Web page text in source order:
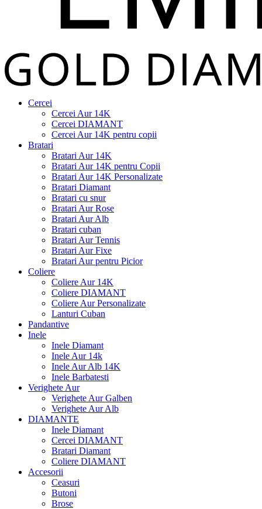
Cercei
Cercei Aur 14K
Cercei DIAMANT
Cercei Aur 14K pentru copii
Bratari
Bratari Aur 14K
Bratari Aur 14K pentru Copii
Bratari Aur 14K Personalizate
Bratari Diamant
Bratari cu snur
Bratari Aur Rose
Bratari Aur Alb
Bratari cuban
Bratari Aur Tennis
Bratari Aur Fixe
Bratari Aur pentru Picior
Coliere
Coliere Aur 14K
Coliere DIAMANT
Coliere Aur Personalizate
Lanturi Cuban
Pandantive
Inele
Inele Diamant
Inele Aur 14k
Inele Aur Alb 14K
Inele Barbatesti
Verighete Aur
Verighete Aur Galben
Verighete Aur Alb
DIAMANTE
Inele Diamant
Cercei DIAMANT
Bratari Diamant
Coliere DIAMANT
Accesorii
Ceasuri
Butoni
Brose